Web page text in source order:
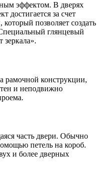
эффектом. В дверях
достигается за счет
позволяет создать
глянцевый
зеркала».
рамочной конструкции,
и неподвижно
часть двери. Обычно
петель на короб.
и более дверных